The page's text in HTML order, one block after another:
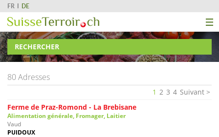
FR DE
RECHERCHER
80 Adresses
1 2 3 4 Suivant
Ferme de Praz-Romond - La Brebisane
Alimentation générale, Fromager, Laitier
Vaud
PUIDOUX